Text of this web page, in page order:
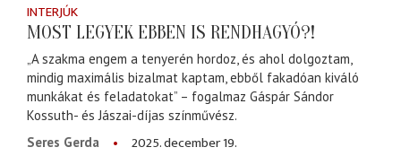
INTERJÚK
MOST LEGYEK EBBEN IS RENDHAGYÓ?!
„A szakma engem a tenyerén hordoz, és ahol dolgoztam,
mindig maximális bizalmat kaptam, ebből fakadóan kiváló
munkákat és feladatokat” – fogalmaz Gáspár Sándor
Kossuth- és Jászai-díjas színművész.
Seres Gerda
2025. december 19.